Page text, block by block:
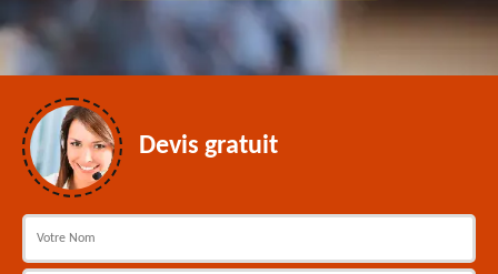
Devis gratuit